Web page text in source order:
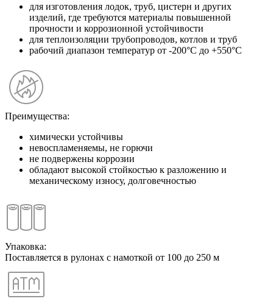
для изготовления лодок, труб, цистерн и других
изделий, где требуются материалы повышенной
прочности и коррозионной устойчивости
для теплоизоляции трубопроводов, котлов и труб
рабочий диапазон температур от -200°С до +550°С
Преимущества:
химически устойчивы
невоспламеняемы, не горючи
не подвержены коррозии
обладают высокой стойкостью к разложению и
механическому износу, долговечностью
Упаковка:
Поставляется в рулонах с намоткой от 100 до 250 м